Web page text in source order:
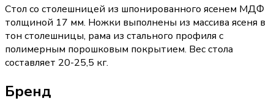
Стол со столешницей из шпонированного ясенем МДФ
толщиной 17 мм. Ножки выполнены из массива ясеня в
тон столешницы, рама из стального профиля с
полимерным порошковым покрытием. Вес стола
составляет 20-25,5 кг.
Бренд